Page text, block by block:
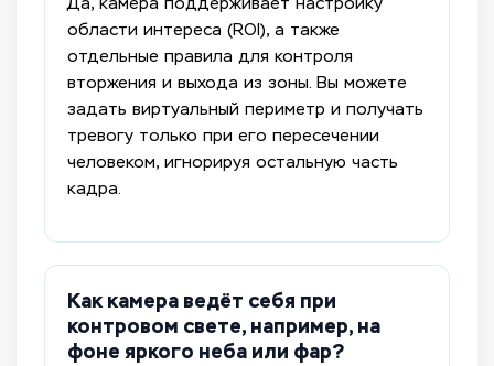
области интереса (ROI), а также
отдельные правила для контроля
вторжения и выхода из зоны. Вы можете
задать виртуальный периметр и получать
тревогу только при его пересечении
человеком, игнорируя остальную часть
кадра.
Как камера ведёт себя при
контровом свете, например, на
фоне яркого неба или фар?